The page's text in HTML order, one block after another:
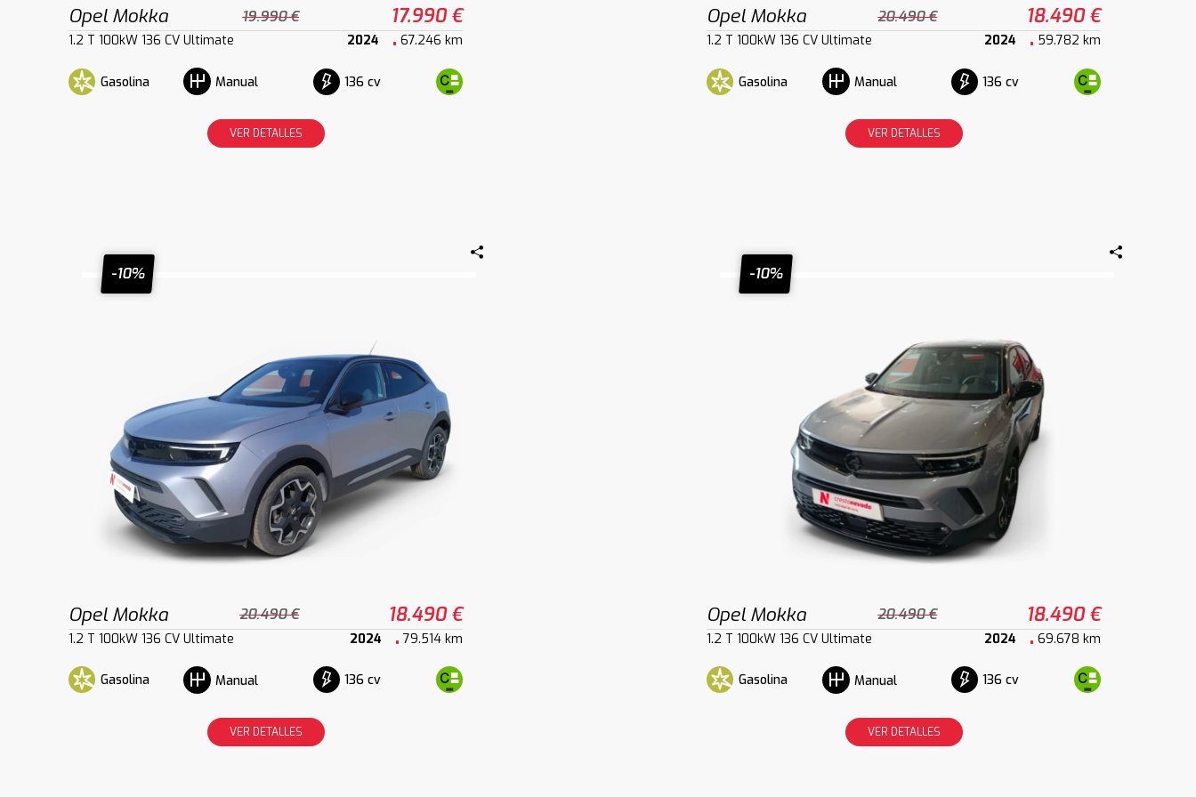
Opel Mokka 19.990 € 17.990 €
1.2 T 100kW 136 CV Ultimate 2024 67.246 km
Gasolina Manual 136 cv
VER DETALLES
Opel Mokka 20.490 € 18.490 €
1.2 T 100kW 136 CV Ultimate 2024 59.782 km
Gasolina Manual 136 cv
VER DETALLES
-10%
Opel Mokka 20.490 € 18.490 €
1.2 T 100kW 136 CV Ultimate 2024 79.514 km
Gasolina Manual 136 cv
VER DETALLES
-10%
Opel Mokka 20.490 € 18.490 €
1.2 T 100kW 136 CV Ultimate 2024 69.678 km
Gasolina Manual 136 cv
VER DETALLES